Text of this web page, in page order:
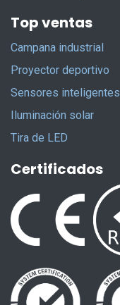
Top ventas
Campana industrial
Proyector deportivo
Sensores inteligentes
Iluminación solar
Tira de LED
Certificados